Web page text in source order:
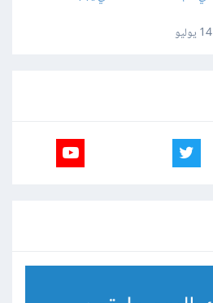
14 يوليو